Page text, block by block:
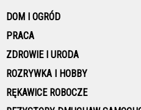
DOM I OGRÓD
PRACA
ZDROWIE I URODA
ROZRYWKA I HOBBY
RĘKAWICE ROBOCZE